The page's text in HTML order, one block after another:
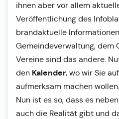
ihnen aber vor allem
Veröffentlichung des
brandaktuelle
Gemeindeverwaltung, dem
Vereine sind das andere.
den Kalender, wo wir Sie
aufmerksam machen wollen.
Nun ist es so, dass es
auch die Realität gibt und